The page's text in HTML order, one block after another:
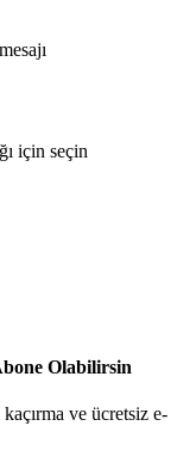
için seçin
Olabilirsin
ve ücretsiz e-